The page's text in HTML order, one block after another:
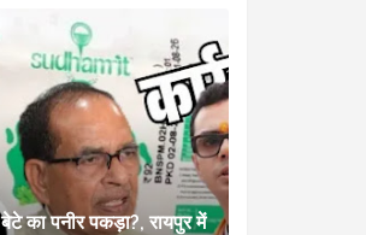
का पनीर पकड़ा?, रायपुर में